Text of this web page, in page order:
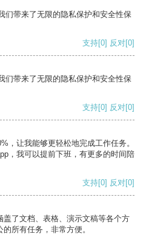
们带来了无限的隐私保护和安全性保
支持[0] 反对[0]
们带来了无限的隐私保护和安全性保
支持[0] 反对[0]
，让我能够更轻松地完成工作任务。
，我可以提前下班，有更多的时间陪
支持[0] 反对[0]
了文档、表格、演示文稿等各个方
所有任务，非常方便。